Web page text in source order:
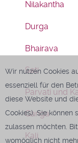
Nilakantha
Durga
Bhairava
Sati
Parvati und
Ganga
Kali
Wir nutzen Cookies
essenziell für den
diese Website und
Cookies). Sie können
zulassen möchten.
womöglich nicht